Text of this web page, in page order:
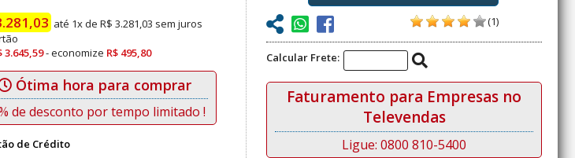
até 1x de R$ 3.281,03 sem juros
3.645,59- economize R$ 495,80
Ótima hora para comprar
de desconto por tempo limitado !
de Crédito
(1)
Calcular Frete:
Faturamento para Empresas no
Televendas
Ligue: 0800 810-5400